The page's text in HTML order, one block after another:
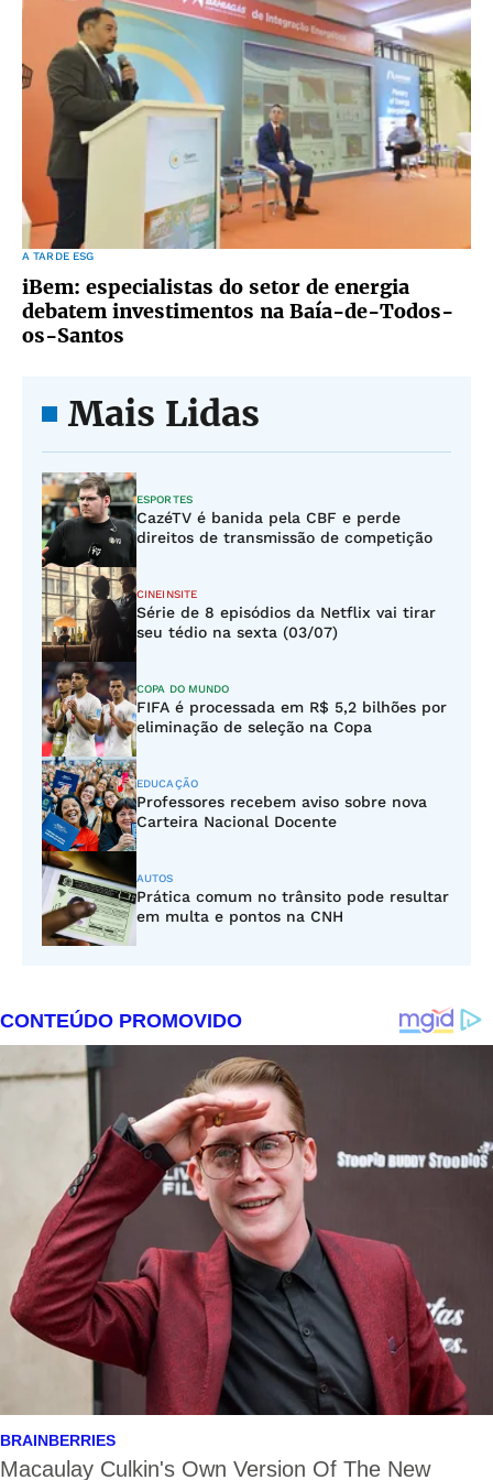
A TARDE ESG
iBem: especialistas do setor de energia
debatem investimentos na Baía-de-Todos-
os-Santos
Mais Lidas
ESPORTES
CazéTV é banida pela CBF e perde
direitos de transmissão de competição
CINEINSITE
Série de 8 episódios da Netflix vai tirar
seu tédio na sexta (03/07)
COPA DO MUNDO
FIFA é processada em R$ 5,2 bilhões por
eliminação de seleção na Copa
EDUCAÇÃO
Professores recebem aviso sobre nova
Carteira Nacional Docente
AUTOS
Prática comum no trânsito pode resultar
em multa e pontos na CNH